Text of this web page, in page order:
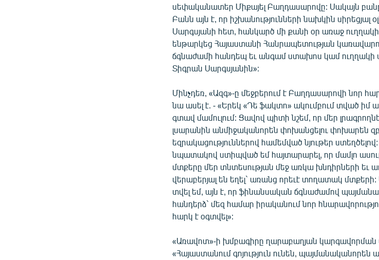
սեփականատեր Միքայել Բաղդասարովը: Սակայն
Բանն այն է, որ իշխանությունների նախկին սիրեցյալ
Սարգսյանի հետ, հանկարծ մի քանի օր առաջ
ենթարկեց Հայաստանի Հանրապետության
ճգնաժամի հանդեպ եւ անգամ ստախոս կամ ուղղակի
Տիգրան Սարգսյանին»:
Մինչդեռ, «Ազգ»-ը մեջբերում է Բաղդասարովի նոր
նա ասել է. - «Երեկ «Դե ֆակտո» ակումբում տված իմ
գտավ մամուլում: Ցավով պիտի նշեմ, որ մեր
լսարանին անմիջականորեն փոխանցելու փոխարեն
եզրակացություններով համեմված նյութեր
նպատակով ստիպված եմ հայտարարել, որ մամլո
մտքերը մեր տնտեսության մեջ առկա խնդիրների եւ
վերաբերյալ են եղել` առանց որեւէ տողատակ մտքերի:
տվել եմ, այն է, որ ֆինանսական ճգնաժամով
հանդերձ` մեզ համար իրականում նոր
հարկ է օգտվել»:
«Առավոտ»-ի խմբագիրը ղարաբաղյան կարգավորման
«Հայաստանում գոյություն ունեն, պայմանականորեն